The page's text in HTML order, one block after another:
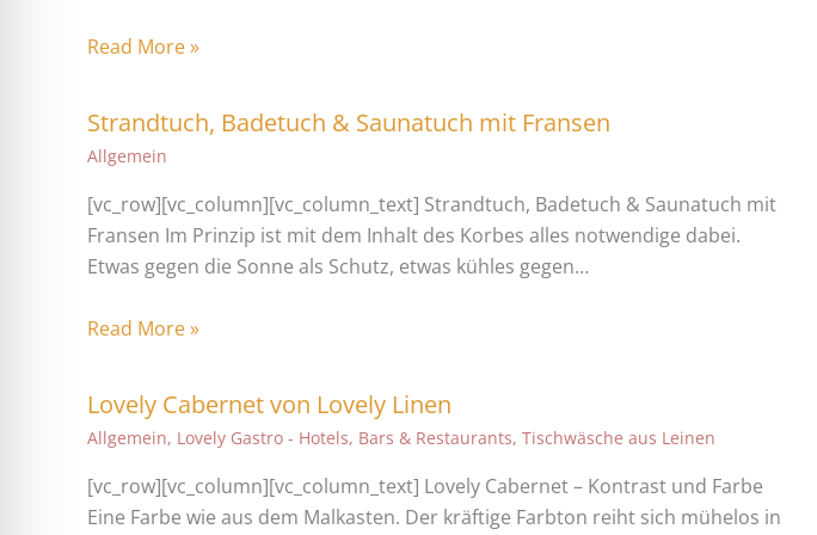
Read More »
Strandtuch, Badetuch & Saunatuch mit Fransen
Allgemein
[vc_row][vc_column][vc_column_text] Strandtuch, Badetuch & Saunatuch mit
Fransen Im Prinzip ist mit dem Inhalt des Korbes alles notwendige dabei.
Etwas gegen die Sonne als Schutz, etwas kühles gegen…
Read More »
Lovely Cabernet von Lovely Linen
Allgemein, Lovely Gastro - Hotels, Bars & Restaurants, Tischwäsche aus Leinen
[vc_row][vc_column][vc_column_text] Lovely Cabernet – Kontrast und Farbe
Eine Farbe wie aus dem Malkasten. Der kräftige Farbton reiht sich mühelos in